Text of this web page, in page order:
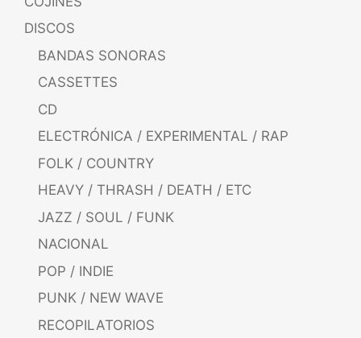
DISCOS
BANDAS SONORAS
CASSETTES
CD
ELECTRÓNICA / EXPERIMENTAL / RAP
FOLK / COUNTRY
HEAVY / THRASH / DEATH / ETC
JAZZ / SOUL / FUNK
NACIONAL
POP / INDIE
PUNK / NEW WAVE
RECOPILATORIOS